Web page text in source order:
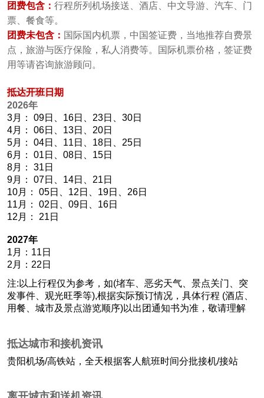
团费包含： 行程所列机场接送、酒店、中文导游、汽车、门
票、餐食等。
团费未包含： 国际国内机票，中国签证费，当地推荐自费景
点，旅游与医疗保险，私人消费等。国际机票价格，签证费
用等请咨询旅游顾问。
抵达开班日期
2026年
3月： 09日、16日、23日、30日
4月： 06日、13日、20日
5月： 04日、11日、18日、25日
6月： 01日、08日、15日
8月： 31日
9月： 07日、14日、21日
10月： 05日、12日、19日、26日
11月： 02日、09日、16日
12月： 21日
2027年
1月：11日
2月：22日
注:以上行程仅为参考，如(堵车、恶劣天气、景点关门、突
发事件、观光旺季等),根据实际预订情况，具体行程 (酒店、
用餐、城市及景点游览顺序)以出团通知书为准，敬请理解
抵达城市和接机资讯
贵阳机场/高铁站，全天根据客人航班时间分批接机/接站